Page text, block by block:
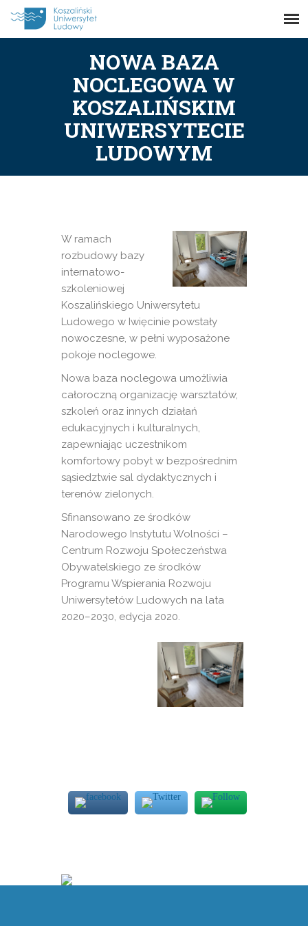
NOWA BAZA
NOCLEGOWA W
KOSZALIŃSKIM
UNIWERSYTECIE
LUDOWYM
W ramach
rozbudowy bazy
internatowo-
szkoleniowej
Koszalińskiego Uniwersytetu
Ludowego w Iwięcinie powstały
nowoczesne, w pełni wyposażone
pokoje noclegowe.
Nowa baza noclegowa umożliwia
całoroczną organizację warsztatów,
szkoleń oraz innych działań
edukacyjnych i kulturalnych,
zapewniając uczestnikom
komfortowy pobyt w bezpośrednim
sąsiedztwie sal dydaktycznych i
terenów zielonych.
Sfinansowano ze środków
Narodowego Instytutu Wolności –
Centrum Rozwoju Społeczeństwa
Obywatelskiego ze środków
Programu Wspierania Rozwoju
Uniwersytetów Ludowych na lata
2020–2030, edycja 2020.